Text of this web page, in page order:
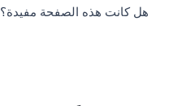
survey_v2
هل كانت هذه الصفحة مفيدة؟